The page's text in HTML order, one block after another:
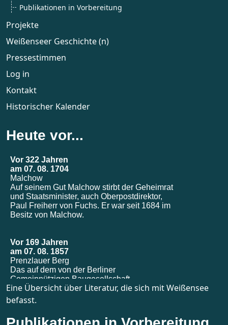
Publikationen in Vorbereitung
Projekte
Weißenseer Geschichte (n)
Pressestimmen
Log in
Kontakt
Historischer Kalender
Heute vor...
Eine Übersicht über Literatur, die sich mit Weißensee
befasst.